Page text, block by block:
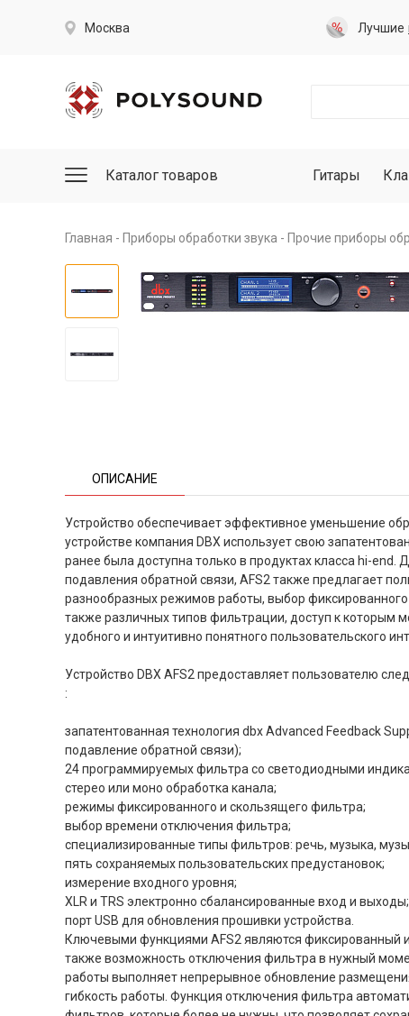
Москва Лучшие
Каталог товаров Гитары
Главная Приборы обработки звука Прочие приборы
ОПИСАНИЕ
Устройство обеспечивает эффективное уменьшение
устройстве компания DBX использует свою
ранее была доступна только в продуктах класса hi-end.
подавления обратной связи, AFS2 также предлагает
разнообразных режимов работы, выбор
также различных типов фильтрации, доступ к которым
удобного и интуитивно понятного пользовательского
Устройство DBX AFS2 предоставляет пользователю
:
запатентованная технология dbx Advanced Feedback
подавление обратной связи);
24 программируемых фильтра со светодиодными
стерео или моно обработка канала;
режимы фиксированного и скользящего фильтра;
выбор времени отключения фильтра;
специализированные типы фильтров: речь, музыка,
пять сохраняемых пользовательских предустановок;
измерение входного уровня;
XLR и TRS электронно сбалансированные вход и выходы;
порт USB для обновления прошивки устройства.
Ключевыми функциями AFS2 являются фиксированный
также возможность отключения фильтра в нужный
работы выполняет непрерывное обновление
гибкость работы. Функция отключения фильтра